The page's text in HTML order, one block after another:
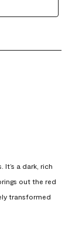
a dark, rich
out the red
transformed